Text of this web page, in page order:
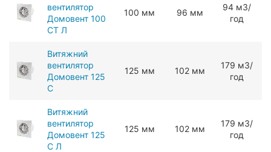
вентилятор
Домовент 100
СТ Л
100 мм 96 мм
94 мЗ/
год
Витяжний
вентилятор
Домовент 125
С
125 мм 102 мм
179 мЗ/
год
Витяжний
вентилятор
Домовент 125
С Л
125 мм 102 мм
179 мЗ/
год